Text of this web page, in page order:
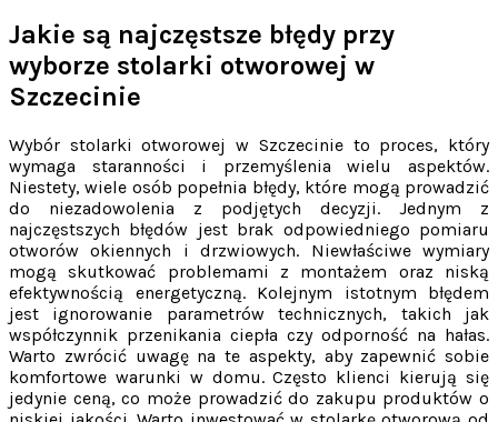
Jakie są najczęstsze błędy przy
wyborze stolarki otworowej w
Szczecinie
Wybór stolarki otworowej w Szczecinie to proces, który
wymaga staranności i przemyślenia wielu aspektów.
Niestety, wiele osób popełnia błędy, które mogą prowadzić
do niezadowolenia z podjętych decyzji. Jednym z
najczęstszych błędów jest brak odpowiedniego pomiaru
otworów okiennych i drzwiowych. Niewłaściwe wymiary
mogą skutkować problemami z montażem oraz niską
efektywnością energetyczną. Kolejnym istotnym błędem
jest ignorowanie parametrów technicznych, takich jak
współczynnik przenikania ciepła czy odporność na hałas.
Warto zwrócić uwagę na te aspekty, aby zapewnić sobie
komfortowe warunki w domu. Często klienci kierują się
jedynie ceną, co może prowadzić do zakupu produktów o